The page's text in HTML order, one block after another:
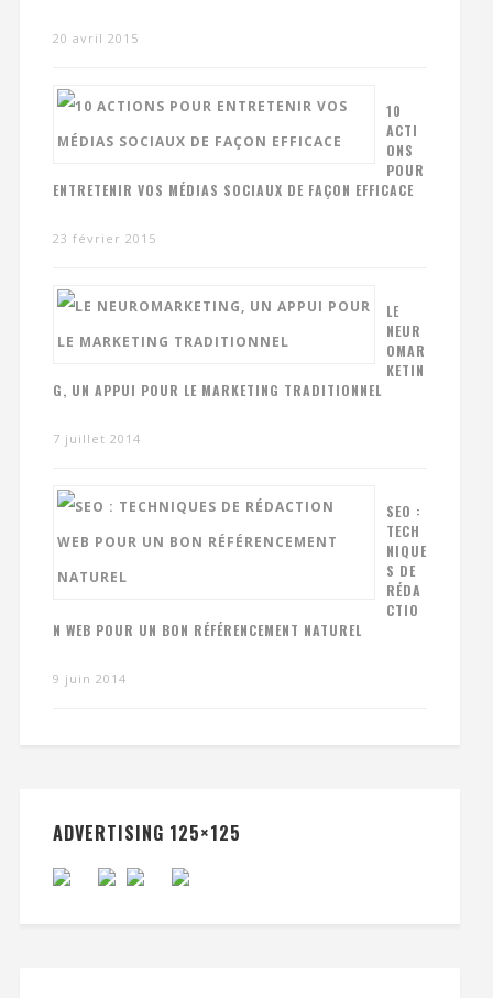
20 avril 2015
10
ACTI
ONS
POUR
ENTRETENIR VOS MÉDIAS SOCIAUX DE FAÇON EFFICACE
23 février 2015
LE
NEUR
OMAR
KETIN
G, UN APPUI POUR LE MARKETING TRADITIONNEL
7 juillet 2014
SEO :
TECH
NIQUE
S DE
RÉDA
CTIO
N WEB POUR UN BON RÉFÉRENCEMENT NATUREL
9 juin 2014
ADVERTISING 125×125